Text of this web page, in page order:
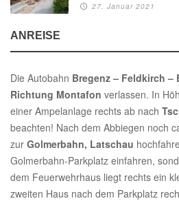
27. Januar 2021
ANREISE
Die Autobahn Bregenz – Feldkirch
Richtung Montafon verlassen. In
einer Ampelanlage rechts ab nach
beachten! Nach dem Abbiegen noch
zur Golmerbahn, Latschau
Golmerbahn-Parkplatz einfahren,
dem Feuerwehrhaus liegt rechts ein
zweiten Haus nach dem Parkplatz